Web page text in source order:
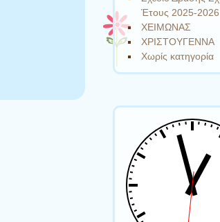
Έτους 2025-2026
ΧΕΙΜΩΝΑΣ
ΧΡΙΣΤΟΥΓΕΝΝΑ
Χωρίς κατηγορία